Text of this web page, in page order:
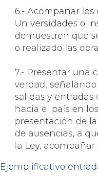
6.- Acompañar
Universidades o
demuestren que
o realizado las
7.- Presentar una
verdad,
salidas y entradas
hacia el país en
presentación de
de ausencias, a
la Ley,
Ejemplificativo